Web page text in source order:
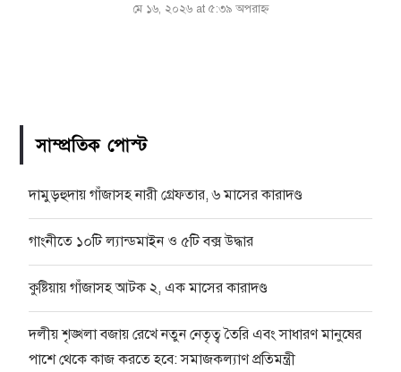
মে ১৬, ২০২৬ at ৫:৩৯ অপরাহ্ণ
সাম্প্রতিক পোস্ট
দামুড়হুদায় গাঁজাসহ নারী গ্রেফতার, ৬ মাসের কারাদণ্ড
গাংনীতে ১০টি ল্যান্ডমাইন ও ৫টি বক্স উদ্ধার
কুষ্টিয়ায় গাঁজাসহ আটক ২, এক মাসের কারাদণ্ড
দলীয় শৃঙ্খলা বজায় রেখে নতুন নেতৃত্ব তৈরি এবং সাধারণ মানুষের
পাশে থেকে কাজ করতে হবে: সমাজকল্যাণ প্রতিমন্ত্রী